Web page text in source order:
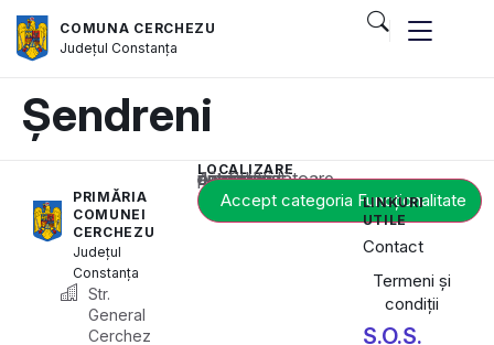
COMUNA CERCHEZU
JudețulConstanța
Șendreni
PRIMĂRIA
COMUNEI
CERCHEZU
Județul
Constanța
Str.
General
Cerchez
LOCALIZARE
Acest conținut este blocat până când acceptați categoria corespunzătoare de cookie-uri.
Accept categoria Funcționalitate
LINKURI
UTILE
Contact
Termeni și
condiții
S.O.S.